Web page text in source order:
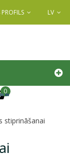
LV
0
stiprināšanai